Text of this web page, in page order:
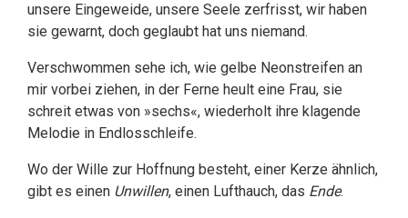
unsere Eingeweide, unsere Seele zerfrisst, wir haben
sie gewarnt, doch geglaubt hat uns niemand.
Verschwommen sehe ich, wie gelbe Neonstreifen an
mir vorbei ziehen, in der Ferne heult eine Frau, sie
schreit etwas von »sechs«, wiederholt ihre klagende
Melodie in Endlosschleife.
Wo der Wille zur Hoffnung besteht, einer Kerze ähnlich,
gibt es einen Unwillen, einen Lufthauch, das Ende.